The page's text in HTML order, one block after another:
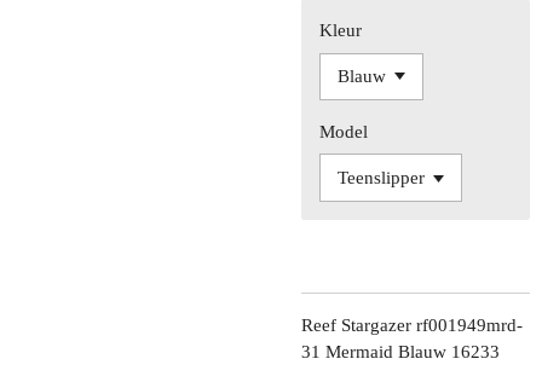
Kleur
Model
Reef Stargazer rf001949mrd-
31 Mermaid Blauw 16233